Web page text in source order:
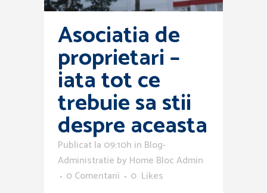
Asociatia de
proprietari –
iata tot ce
trebuie sa stii
despre aceasta
Publicat la 09:10h in Blog-
Administratie by Home Bloc Admin
0 Comentarii
0 Likes